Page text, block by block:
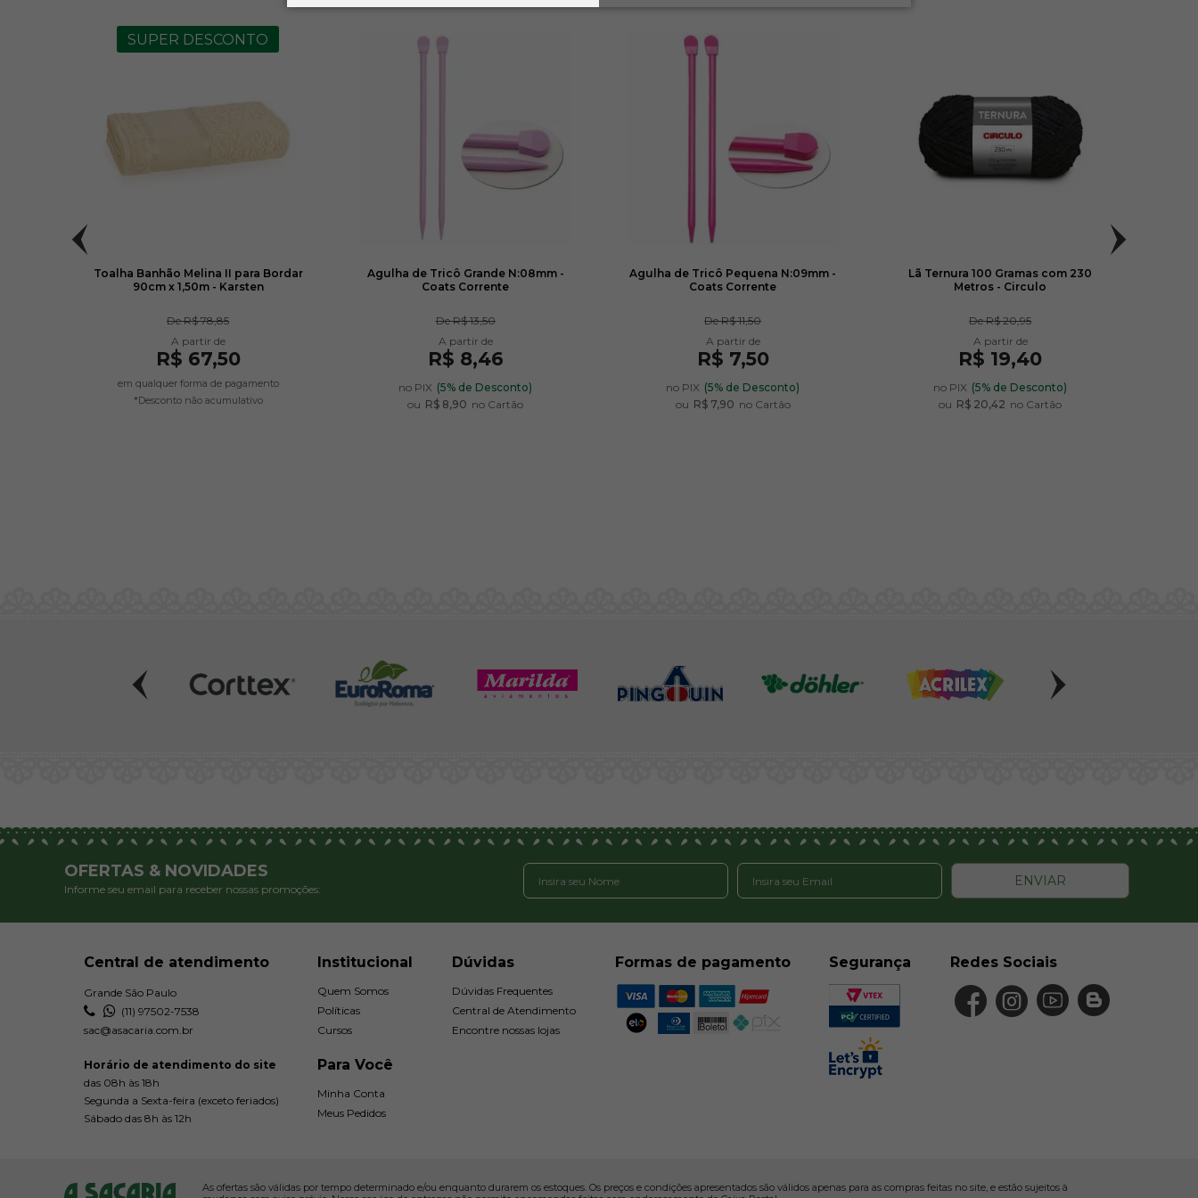
SUPER DESCONTO
Toalha Banhão Melina II para Bordar
90cm x 1,50m - Karsten
DeR$ 78,85
R$ 67,50
em qualquer forma de pagamento
*Desconto não acumulativo
Agulha de Tricô Grande N:08mm -
Coats Corrente
DeR$ 13,50
R$ 8,46
no PIX (5% de Desconto)
ou R$ 8,90 no Cartão
Agulha de Tricô Pequena N:09mm -
Coats Corrente
DeR$ 11,50
R$ 7,50
no PIX (5% de Desconto)
ou R$ 7,90 no Cartão
Lã Ternura 100 Gramas com 230
Metros - Circulo
DeR$ 20,95
R$ 19,40
no PIX (5% de Desconto)
ou R$ 20,42 no Cartão
OFERTAS & NOVIDADES
Informe seu email para receber nossas promoções:
ENVIAR
Central de atendimento
Grande São Paulo
(11) 97502-7538
sac@asacaria.com.br
Horário de atendimento do site
das 08h às 18h
Segunda a Sexta-feira (exceto feriados)
Sábado das 8h às 12h
Institucional
Quem Somos
Políticas
Cursos
Para Você
Minha Conta
Meus Pedidos
Dúvidas
Dúvidas Frequentes
Central de Atendimento
Encontre nossas lojas
Formas de pagamento Segurança Redes Sociais
As ofertas são válidas por tempo determinado e/ou enquanto durarem os estoques. Os preços e condições apresentados são válidos apenas para as compras feitas no site, e estão sujeitos à